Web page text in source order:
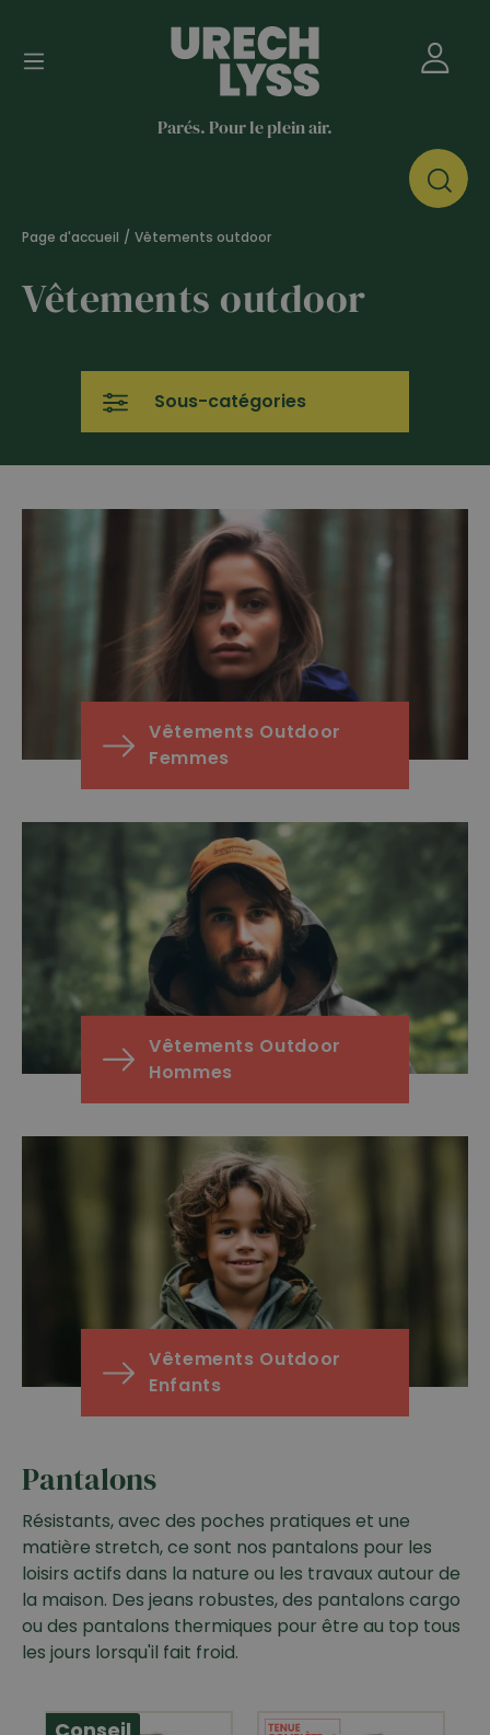
Parés. Pour le plein air.
Page d'accueil / Vêtements outdoor
Vêtements outdoor
Sous-catégories
Vêtements Outdoor
Femmes
Vêtements Outdoor
Hommes
Vêtements Outdoor
Enfants
Pantalons
Résistants, avec des poches pratiques et une
matière stretch, ce sont nos pantalons pour les
loisirs actifs dans la nature ou les travaux autour de
la maison. Des jeans robustes, des pantalons cargo
ou des pantalons thermiques pour être au top tous
les jours lorsqu'il fait froid.